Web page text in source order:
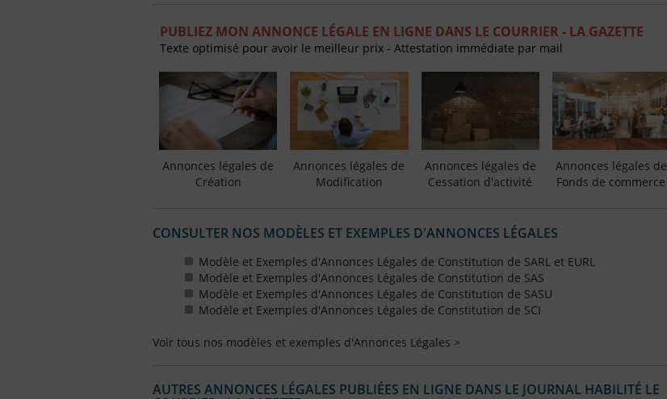
PUBLIEZ MON ANNONCE LÉGALE EN LIGNE DANS LE COURRIER - LA GAZETTE
Texte optimisé pour avoir le meilleur prix - Attestation immédiate par mail
Annonces légales de
Création
Annonces légales de
Modification
Annonces légales de
Cessation d'activité
Annonces légales de
Fonds de commerce
CONSULTER NOS MODÈLES ET EXEMPLES D'ANNONCES LÉGALES
Modèle et Exemples d'Annonces Légales de Constitution de SARL et EURL
Modèle et Exemples d'Annonces Légales de Constitution de SAS
Modèle et Exemples d'Annonces Légales de Constitution de SASU
Modèle et Exemples d'Annonces Légales de Constitution de SCI
Voir tous nos modèles et exemples d'Annonces Légales >
AUTRES ANNONCES LÉGALES PUBLIÉES EN LIGNE DANS LE JOURNAL HABILITÉ LE